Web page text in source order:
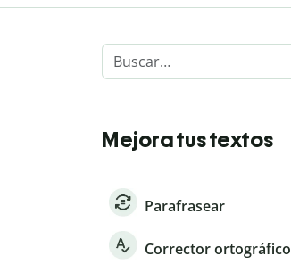
Mejora tus textos
Parafrasear
Corrector ortográfico